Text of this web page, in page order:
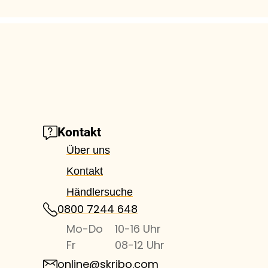
Kontakt
Über uns
Kontakt
Händlersuche
0800 7244 648
Mo-Do
10-16 Uhr
Fr
08-12 Uhr
online@skribo.com